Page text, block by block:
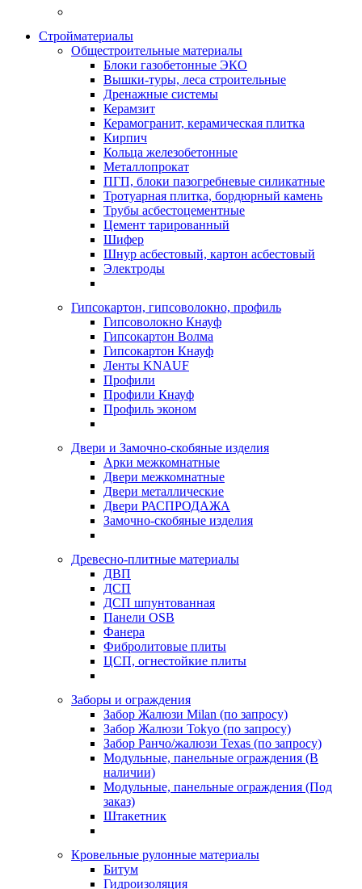
Стройматериалы
Oбщестроительные материалы
Блоки газобетонные ЭКО
Вышки-туры, леса строительные
Дренажные системы
Керамзит
Керамогранит, керамическая плитка
Кирпич
Кольца железобетонные
Металлопрокат
ПГП, блоки пазогребневые силикатные
Тротуарная плитка, бордюрный камень
Трубы асбестоцементные
Цемент тарированный
Шифер
Шнур асбестовый, картон асбестовый
Электроды
Гипсокартон, гипсоволокно, профиль
Гипсоволокно Кнауф
Гипсокартон Волма
Гипсокартон Кнауф
Ленты KNAUF
Профили
Профили Кнауф
Профиль эконом
Двери и Замочно-скобяные изделия
Арки межкомнатные
Двери межкомнатные
Двери металлические
Двери РАСПРОДАЖА
Замочно-скобяные изделия
Древесно-плитные материалы
ДВП
ДСП
ДСП шпунтованная
Панели OSB
Фанера
Фибролитовые плиты
ЦСП, огнестойкие плиты
Заборы и ограждения
Забор Жалюзи Milan (по запросу)
Забор Жалюзи Tokyo (по запросу)
Забор Ранчо/жалюзи Texas (по запросу)
Модульные, панельные ограждения (В
наличии)
Модульные, панельные ограждения (Под
заказ)
Штакетник
Кровельные рулонные материалы
Битум
Гидроизоляция